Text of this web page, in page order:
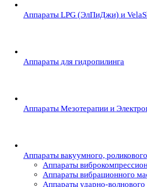
Аппараты LPG (ЭлПиДжи) и
Аппараты для гидропилинга
Аппараты Мезотерапии и
Аппараты вакуумного,
Аппараты
Аппараты вибрационного
Аппараты ударно-